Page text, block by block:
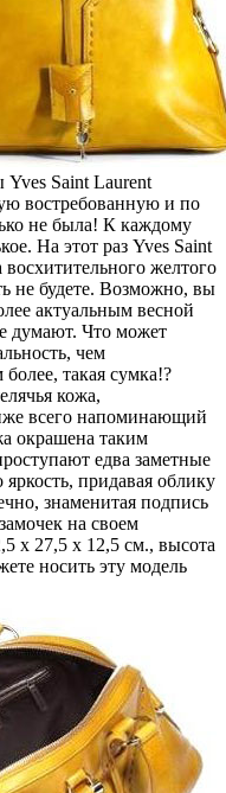
Yves Saint Laurent
востребованную и по
не была! К каждому
На этот раз Yves Saint
желтого
не будете. Возможно, вы
актуальным весной
думают. Что может
чем
такая сумка!?
кожа,
всего напоминающий
окрашена таким
едва заметные
придавая облику
знаменитая подпись
на своем
х 27,5 х 12,5 см., высота
носить эту модель